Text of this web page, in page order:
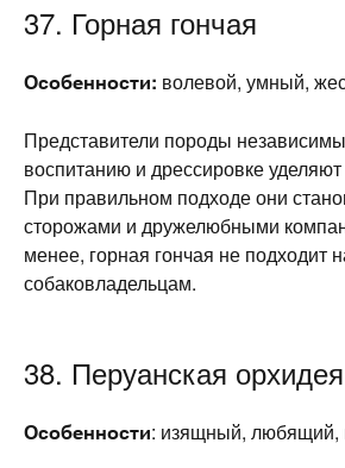
37. Горная гончая
Особенности: волевой, умный,
Представители породы
воспитанию и дрессировке
При правильном подходе они
сторожами и дружелюбными
менее, горная гончая не подходит
собаковладельцам.
38. Перуанская
Особенности: изящный, любящий,